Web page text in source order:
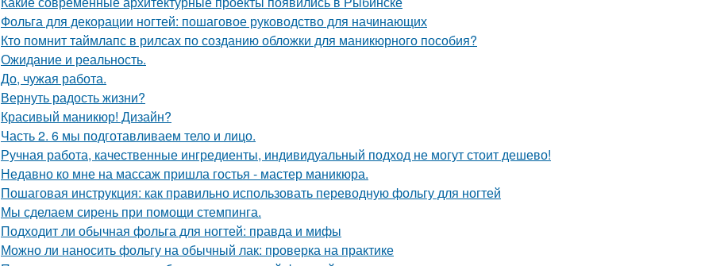
Фольга для декорации ногтей: пошаговое руководство для начинающих
Кто помнит таймлапс в рилсах по созданию обложки для маникюрного пособия?
Ожидание и реальность.
До, чужая работа.
Вернуть радость жизни?
Красивый маникюр! Дизайн?
Часть 2. 6 мы подготавливаем тело и лицо.
Ручная работа, качественные ингредиенты, индивидуальный подход не могут стоит дешево!
Недавно ко мне на массаж пришла гостья - мастер маникюра.
Пошаговая инструкция: как правильно использовать переводную фольгу для ногтей
Мы сделаем сирень при помощи стемпинга.
Подходит ли обычная фольга для ногтей: правда и мифы
Можно ли наносить фольгу на обычный лак: проверка на практике